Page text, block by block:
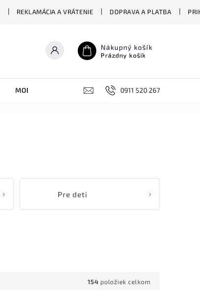
REKLAMÁCIA A VRÁTENIE DOPRAVA A PLATBA
Nákupný košík
Prázdny košík
MOBILNÉ KRYTY DOPLNKY STREET
0911 520 267
Pre deti
154 položiek celkom